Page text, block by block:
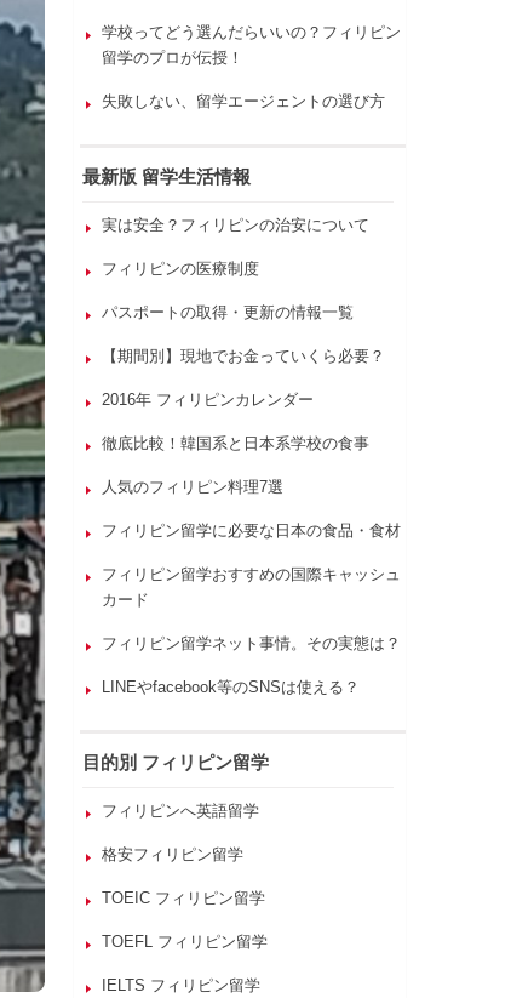
学校ってどう選んだらいいの？フィリピン
留学のプロが伝授！
失敗しない、留学エージェントの選び方
最新版 留学生活情報
実は安全？フィリピンの治安について
フィリピンの医療制度
パスポートの取得・更新の情報一覧
【期間別】現地でお金っていくら必要？
2016年 フィリピンカレンダー
徹底比較！韓国系と日本系学校の食事
人気のフィリピン料理7選
フィリピン留学に必要な日本の食品・食材
フィリピン留学おすすめの国際キャッシュ
カード
フィリピン留学ネット事情。その実態は？
LINEやfacebook等のSNSは使える？
目的別 フィリピン留学
フィリピンへ英語留学
格安フィリピン留学
TOEIC フィリピン留学
TOEFL フィリピン留学
IELTS フィリピン留学